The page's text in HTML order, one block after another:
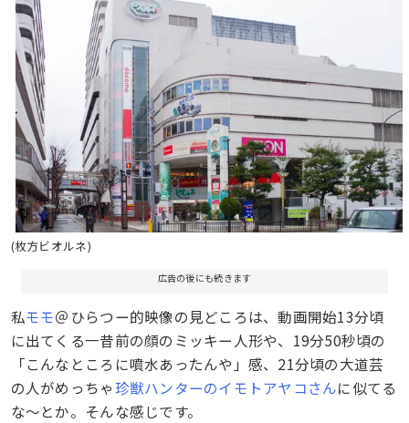
(枚方ビオルネ)
広告の後にも続きます
私モモ＠ひらつー的映像の見どころは、動画開始13分頃
に出てくる一昔前の顔のミッキー人形や、19分50秒頃の
「こんなところに噴水あったんや」感、21分頃の大道芸
の人がめっちゃ珍獣ハンターのイモトアヤコさんに似てる
な〜とか。そんな感じです。